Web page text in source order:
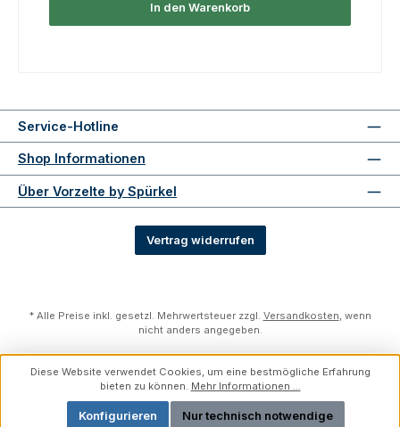
In den Warenkorb
Service-Hotline
Shop Informationen
Über Vorzelte by Spürkel
Vertrag widerrufen
* Alle Preise inkl. gesetzl. Mehrwertsteuer zzgl. Versandkosten, wenn
nicht anders angegeben.
Diese Website verwendet Cookies, um eine bestmögliche Erfahrung
bieten zu können. Mehr Informationen ...
Nur technisch notwendige
Konfigurieren